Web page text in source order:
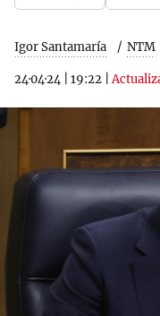
Igor Santamaría NTM
24·04·24 19:22 |